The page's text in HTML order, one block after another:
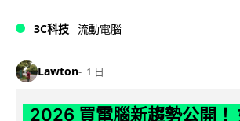
3C科技 流動電腦
Lawton 1 日
2026 買電腦新趨勢公開！